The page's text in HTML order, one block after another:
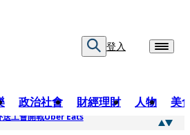
登入
政治社會 財經理財 人物 美
送工會開戰Uber Eats